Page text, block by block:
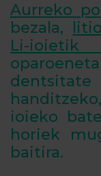
Aurreko
bezala,
Li-ioietik
ioieko
horiek
baitira.